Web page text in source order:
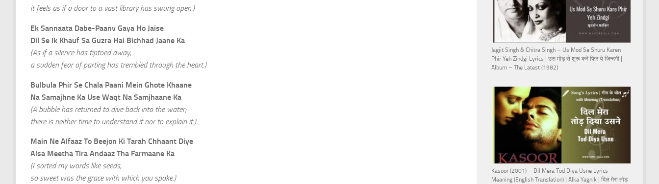
it feels as if a door to a vast library has swung open.)
Ek Sannaata Dabe-Paanv Gaya Ho Jaise
Dil Se Ik Khauf Sa Guzra Hai Bichhad Jaane Ka
(As if a silence has tiptoed away,
a sudden fear of parting has trembled through the heart.)
Bulbula Phir Se Chala Paani Mein Ghote Khaane
Na Samajhne Ka Use Waqt Na Samjhaane Ka
(A bubble has returned to dive back into the water;
there is neither time to understand it nor to explain it.)
Main Ne Alfaaz To Beejon Ki Tarah Chhaant Diye
Aisa Meetha Tira Andaaz Tha Farmaane Ka
(I sorted my words like seeds,
so sweet was the grace with which you spoke.)
Jagjit Singh & Chitra Singh – Us Mod Se Shuru Karen
Phir Yeh Zindgi Lyrics | उस मोड़ से शुरू करें फिर ये ज़िन्दगी |
Album – The Latest (1982)
Kasoor (2001) – Dil Mera Tod Diya Usne Lyrics
Meaning (English Translation) | Alka Yagnik | दिल मेरा तोड़